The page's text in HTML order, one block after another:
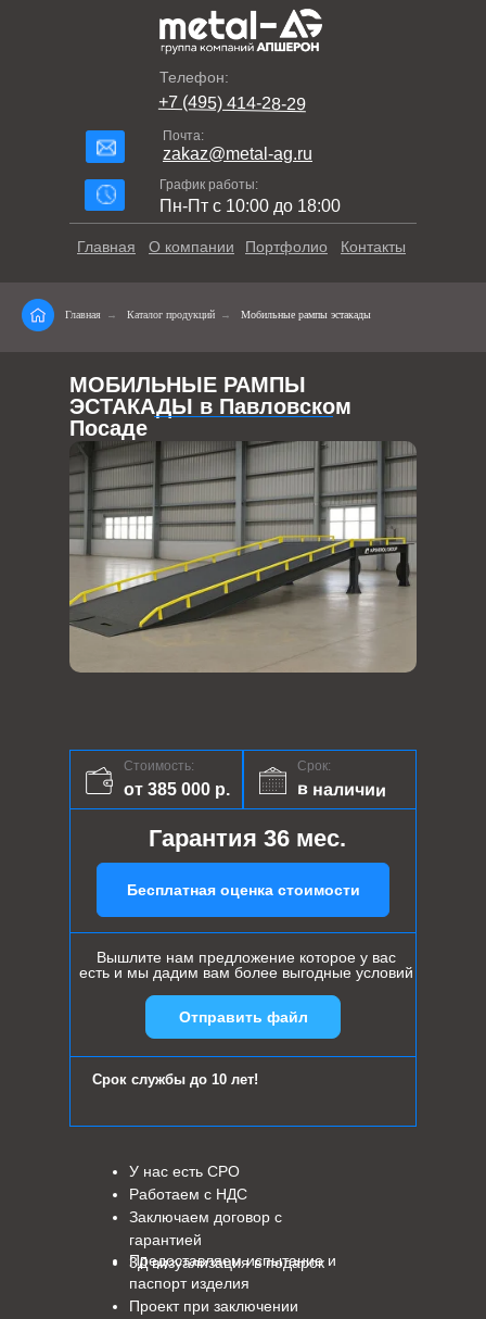
Телефон:
+7 (495) 414-28-29
Почта:
zakaz@metal-ag.ru
График работы:
Пн-Пт с 10:00 до 18:00
Контакты
Портфолио
О компании
Главная
Главная → Каталог продукций → Мобильные рампы эстакады
МОБИЛЬНЫЕ РАМПЫ
ЭСТАКАДЫ в Павловском
Посаде
Срок:
в наличии
Стоимость:
от 385 000 р.
Гарантия 36 мес.
Бесплатная оценка стоимости
Вышлите нам предложение которое у вас
есть и мы дадим вам более выгодные условий
Срок службы до 10 лет!
Предоставляем испытание и
паспорт изделия
Проект при заключении
У нас есть СРО
Работаем с НДС
Заключаем договор с
гарантией
3Д визуализация в подарок
Отправить файл